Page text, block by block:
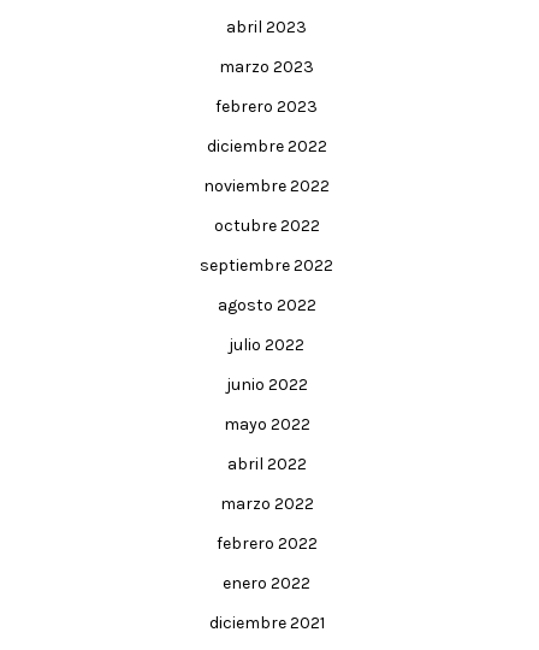
abril 2023
marzo 2023
febrero 2023
diciembre 2022
noviembre 2022
octubre 2022
septiembre 2022
agosto 2022
julio 2022
junio 2022
mayo 2022
abril 2022
marzo 2022
febrero 2022
enero 2022
diciembre 2021